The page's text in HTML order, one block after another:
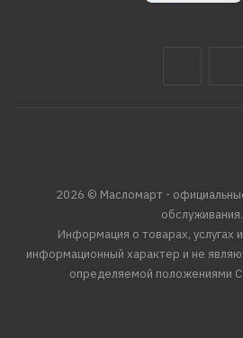
2026 © Масломарт -
обслуживания.
Информация о товарах, услугах
информационный характер и не
определяемой положениями